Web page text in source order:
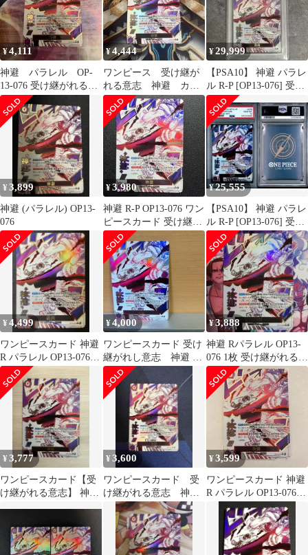
¥4,111
神避 パラレル OP-
13-076 受け継がれる意
志
¥4,444
ワンピース 受け継が
れる意志 神避 カム
サリ R パラレル
OP13-076
¥29,999
【PSA10】 神避 パラレ
ル R-P [OP13-076] 受け
継がれる意志
¥3,899
神避 (パラレル) OP13-
076
¥3,980
神避 R-P OP13-076 ワン
ピースカード 受け継が
れる意志 パラレル
¥25,555
【PSA10】 神避 パラレ
ル R-P [OP13-076] 受け
継がれる意志
¥4,499
ワンピースカード 神避
R パラレル OP13-076
受け継がれる意思
¥4,000
ワンピースカード 受け
継がれし意志 神避 レ
アパラレル OP13-076
¥3,888
神避 Rパラレル OP13-
076 1枚 受け継がれる意
志 かむさり
¥3,777
ワンピースカード【受
け継がれる意志】 神避
¥3,600
ワンピースカード 受
け継がれる意志 神
避 パラレル OP13-
¥3,599
ワンピースカード 神避
R パラレル OP13-076
受け継がれる意志